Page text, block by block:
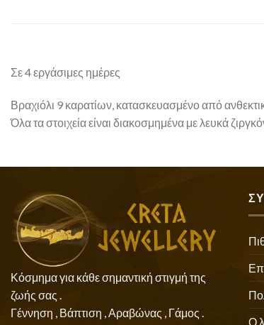
Σε 4 εργάσιμες ημέρες
Βραχιόλι 9 καρατίων, κατασκευασμένο από
Όλα τα στοιχεία είναι διακοσμημένα με λευκά
Κόσμημα για κάθε σημαντική στιγμή της
ζωής σας .
Γέννηση , Βάπτιση , Αραβώνας , Γάμος .
Ο